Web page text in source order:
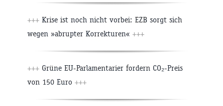
+++ Krise ist noch nicht vorbei: EZB sorgt sich
wegen »abrupter Korrekturen« +++
+++ Grüne EU-Parlamentarier fordern CO₂-Preis
von 150 Euro +++